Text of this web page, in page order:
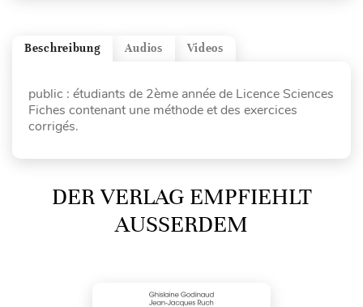
Videos
Audios
Beschreibung
public : étudiants de 2ème année de Licence Sciences
Fiches contenant une méthode et des exercices
corrigés.
DER VERLAG EMPFIEHLT
AUSSERDEM